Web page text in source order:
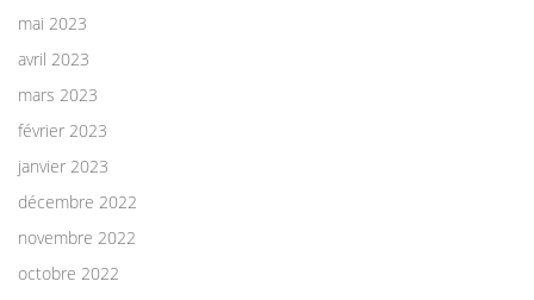
mai 2023
avril 2023
mars 2023
février 2023
janvier 2023
décembre 2022
novembre 2022
octobre 2022